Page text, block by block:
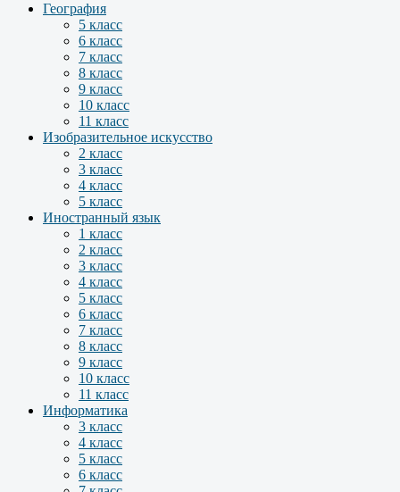
География
5 класс
6 класс
7 класс
8 класс
9 класс
10 класс
11 класс
Изобразительное искусство
2 класс
3 класс
4 класс
5 класс
Иностранный язык
1 класс
2 класс
3 класс
4 класс
5 класс
6 класс
7 класс
8 класс
9 класс
10 класс
11 класс
Информатика
3 класс
4 класс
5 класс
6 класс